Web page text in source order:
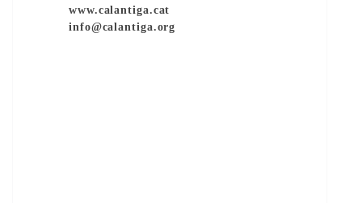
www.calantiga.cat
info@calantiga.org